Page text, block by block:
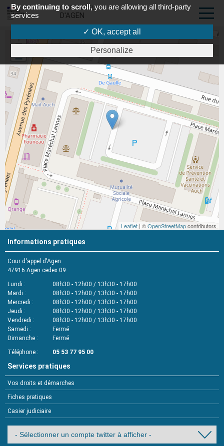
COUR D'APPEL
D'AGEN
+
-
Leaflet | ©OpenStreetMapcontributors
Informations pratiques
Cour d'appel d'Agen
47916 Agen cedex 09
Lundi
08h30 - 12h00 / 13h30 - 17h00
Mardi
08h30 - 12h00 / 13h30 - 17h00
Mercredi
08h30 - 12h00 / 13h30 - 17h00
Jeudi
08h30 - 12h00 / 13h30 - 17h00
Vendredi
08h30 - 12h00 / 13h30 - 17h00
Samedi
Fermé
Dimanche
Fermé
Téléphone
05 53 77 95 00
Services pratiques
Vos droits et démarches
Fiches pratiques
Casier judiciaire
By continuing to scroll, you are allowing all third-party
services
✓ OK, accept all
Personalize